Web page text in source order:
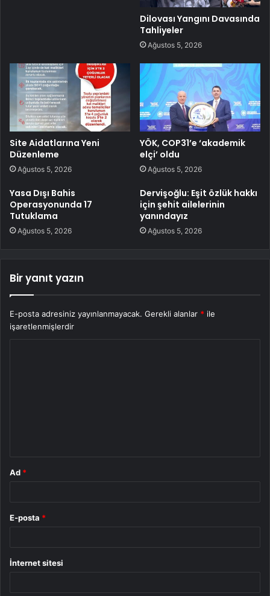
Dilovası Yangını Davasında
Tahliyeler
Ağustos 5, 2026
Site Aidatlarına Yeni
Düzenleme
Ağustos 5, 2026
YÖK, COP31’e ‘akademik
elçi’ oldu
Ağustos 5, 2026
Yasa Dışı Bahis
Operasyonunda 17
Tutuklama
Ağustos 5, 2026
Dervişoğlu: Eşit özlük hakkı
için şehit ailelerinin
yanındayız
Ağustos 5, 2026
Bir yanıt yazın
E-posta adresiniz yayınlanmayacak. Gerekli alanlar * ile
işaretlenmişlerdir
Ad *
E-posta *
İnternet sitesi